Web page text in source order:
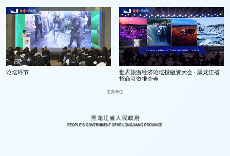
论坛环节
世界旅游经济论坛投融资大会 · 黑龙江省
招商引资推介会
主办单位